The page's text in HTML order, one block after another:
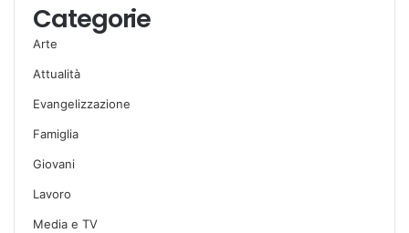
Categorie
Arte
Attualità
Evangelizzazione
Famiglia
Giovani
Lavoro
Media e TV